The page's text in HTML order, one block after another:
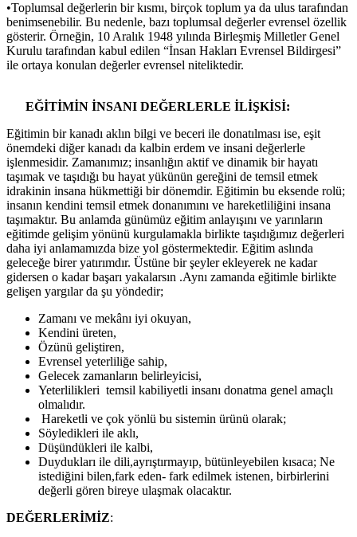
•Toplumsal değerlerin bir kısmı, birçok toplum ya da ulus tarafından
benimsenebilir. Bu nedenle, bazı toplumsal değerler evrensel özellik
gösterir. Örneğin, 10 Aralık 1948 yılında Birleşmiş Milletler Genel
Kurulu tarafından kabul edilen “İnsan Hakları Evrensel Bildirgesi”
ile ortaya konulan değerler evrensel niteliktedir.
EĞİTİMİN İNSANI DEĞERLERLE İLİŞKİSİ:
Eğitimin bir kanadı aklın bilgi ve beceri ile donatılması ise, eşit
önemdeki diğer kanadı da kalbin erdem ve insani değerlerle
işlenmesidir. Zamanımız; insanlığın aktif ve dinamik bir hayatı
taşımak ve taşıdığı bu hayat yükünün gereğini de temsil etmek
idrakinin insana hükmettiği bir dönemdir. Eğitimin bu eksende rolü;
insanın kendini temsil etmek donanımını ve hareketliliğini insana
taşımaktır. Bu anlamda günümüz eğitim anlayışını ve yarınların
eğitimde gelişim yönünü kurgulamakla birlikte taşıdığımız değerleri
daha iyi anlamamızda bize yol göstermektedir. Eğitim aslında
geleceğe birer yatırımdır. Üstüne bir şeyler ekleyerek ne kadar
gidersen o kadar başarı yakalarsın .Aynı zamanda eğitimle birlikte
gelişen yargılar da şu yöndedir;
Zamanı ve mekânı iyi okuyan,
Kendini üreten,
Özünü geliştiren,
Evrensel yeterliliğe sahip,
Gelecek zamanların belirleyicisi,
Yeterlilikleri temsil kabiliyetli insanı donatma genel amaçlı
olmalıdır.
Hareketli ve çok yönlü bu sistemin ürünü olarak;
Söyledikleri ile aklı,
Düşündükleri ile kalbi,
Duydukları ile dili,ayrıştırmayıp, bütünleyebilen kısaca; Ne
istediğini bilen,fark eden- fark edilmek istenen, birbirlerini
değerli gören bireye ulaşmak olacaktır.
DEĞERLERİMİZ: